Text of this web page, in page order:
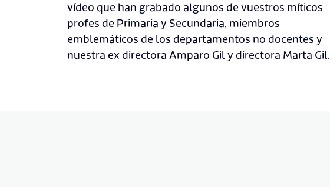
vídeo que han grabado algunos de vuestros míticos
profes de Primaria y Secundaria, miembros
emblemáticos de los departamentos no docentes y
nuestra ex directora Amparo Gil y directora Marta Gil.